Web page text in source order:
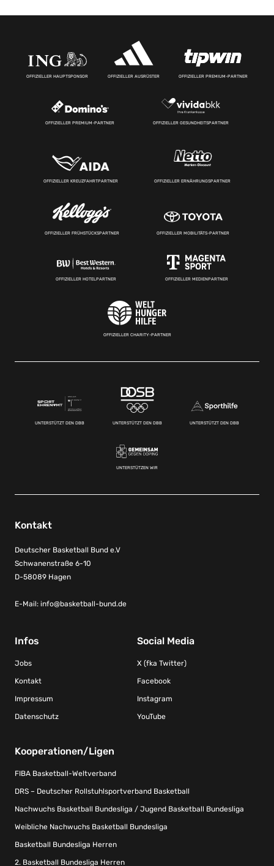
OFFIZIELLER HAUPTSPONSOR OFFIZIELLER AUSRÜSTER OFFIZIELLER PREMIUM-PARTNER
OFFIZIELLER PREMIUM-PARTNER OFFIZIELLER GESUNDHEITSPARTNER
OFFIZIELLER KREUZFAHRTPARTNER OFFIZIELLER ERNÄHRUNGSPARTNER
OFFIZIELLER FRÜHSTÜCKSPARTNER OFFIZIELLER MOBILITÄTS-PARTNER
OFFIZIELLER HOTELPARTNER OFFIZIELLER MEDIENPARTNER
OFFIZIELLER CHARITY-PARTNER
UNTERSTÜTZT DEN DBB UNTERSTÜTZT DEN DBB UNTERSTÜTZT DEN DBB
UNTERSTÜTZEN WIR
Kontakt
Deutscher Basketball Bund e.V
Schwanenstraße 6-10
D-58089 Hagen
E-Mail: info@basketball-bund.de
Infos
Jobs
Kontakt
Impressum
Datenschutz
Social Media
X (fka Twitter)
Facebook
Instagram
YouTube
Kooperationen/Ligen
FIBA Basketball-Weltverband
DRS – Deutscher Rollstuhlsportverband Basketball
Nachwuchs Basketball Bundesliga / Jugend Basketball Bundesliga
Weibliche Nachwuchs Basketball Bundesliga
Basketball Bundesliga Herren
2. Basketball Bundesliga Herren